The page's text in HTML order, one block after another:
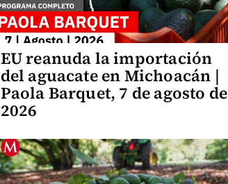
EU reanuda la importación
del aguacate en Michoacán |
Paola Barquet, 7 de agosto de
2026